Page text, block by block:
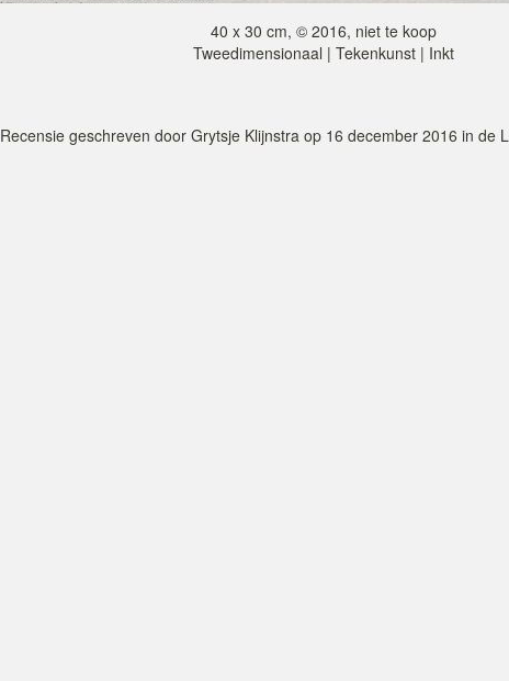
40 x 30 cm, © 2016, niet te koop
Tweedimensionaal | Tekenkunst | Inkt
Recensie geschreven door Grytsje Klijnstra op 16 december 2016 in de